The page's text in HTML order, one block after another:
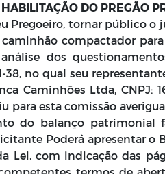
DO PREGÃO
Pregoeiro, tornar público
compactador
dos
38, no qual seu
Caminhões Ltda, CNPJ:
para esta comissão
do balanço patrimonial
Poderá apresentar
Lei, com indicação das